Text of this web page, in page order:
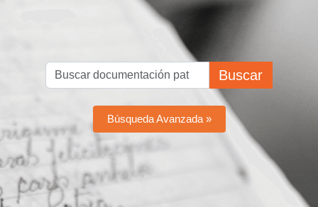
Buscar
Búsqueda Avanzada »